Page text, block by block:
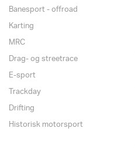
Banesport - offroad
Karting
MRC
Drag- og streetrace
E-sport
Trackday
Drifting
Historisk motorsport